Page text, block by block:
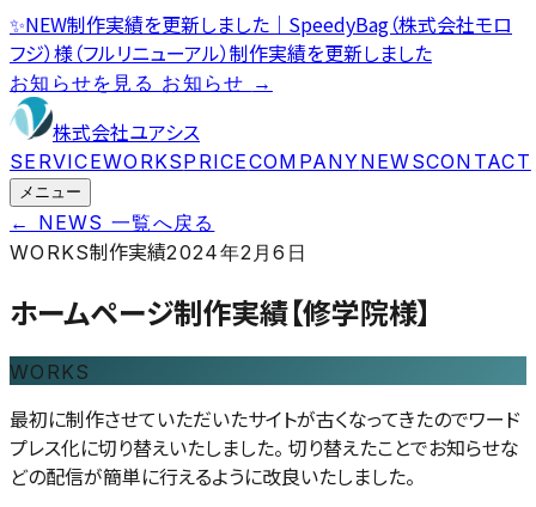
✨NEW制作実績を更新しました｜SpeedyBag（株式会社モロ
フジ）様（フルリニューアル）制作実績を更新しました
お知らせを見る お知らせ →
株式会社ユアシス
SERVICEWORKSPRICECOMPANYNEWSCONTACT
メニュー
← NEWS 一覧へ戻る
WORKS制作実績2024年2月6日
ホームページ制作実績【修学院様】
WORKS
最初に制作させていただいたサイトが古くなってきたのでワード
プレス化に切り替えいたしました。 切り替えたことでお知らせな
どの配信が簡単に行えるように改良いたしました。